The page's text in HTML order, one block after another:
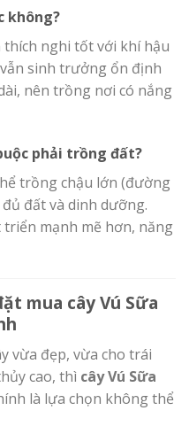
không?
thích nghi tốt với khí hậu
vẫn sinh trưởng ổn định
nên trồng nơi có nắng
phải trồng đất?
trồng chậu lớn (đường
đất và dinh dưỡng.
mạnh mẽ hơn, năng
mua cây Vú Sữa
vừa đẹp, vừa cho trái
cao, thì cây Vú Sữa
là lựa chọn không thể